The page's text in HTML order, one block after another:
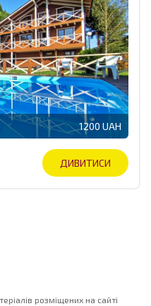
1200 UAH
ДИВИТИСИ
розміщених на сайті